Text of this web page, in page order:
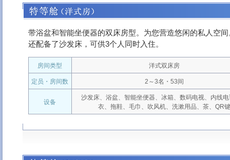
带浴盆和智能坐便器的双床房型。为您营造悠闲的私人空
还配备了沙发床，可供3个人同时入住。
房间类型 洋式双床房
定员・房间数 2～3名・53间
设备
沙发床、浴盆、智能坐便器、冰箱、数码电视、内线
衣、拖鞋、毛巾、吹风机、洗漱用品、茶、QR键